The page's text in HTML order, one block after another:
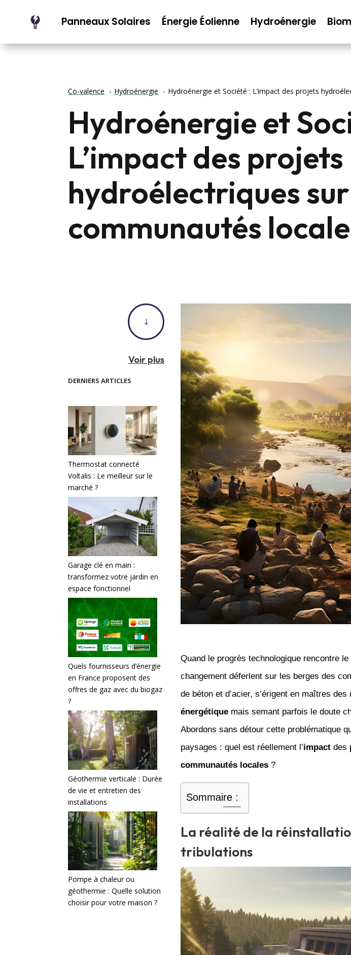
Panneaux Solaires Énergie Éolienne Hydroénergie
Co-valence Hydroénergie Hydroénergie et Société : L’impact des projets
Hydroénergie et
L’impact des projets
hydroélectriques
communautés
"
Voir plus
DERNIERS ARTICLES
Thermostat connecté
Voltalis : Le meilleur sur le
marché ?
Garage clé en main :
transformez votre jardin en
espace fonctionnel
Quels fournisseurs d’énergie
en France proposent des
offres de gaz avec du biogaz
?
Géothermie verticale : Durée
de vie et entretien des
installations
Pompe à chaleur ou
géothermie : Quelle solution
choisir pour votre maison ?
Quand le progrès technologique rencontre
changement déferlent sur les berges des
de béton et d’acier, s’érigent en maîtres
énergétiquemais semant parfois le doute
Abordons sans détour cette problématique
paysages : quel est réellement l’impactdes
communautés locales?
Sommaire :
La réalité de la
tribulations